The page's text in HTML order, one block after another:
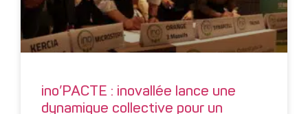
ino’PACTE : inovallée lance une
dynamique collective pour un